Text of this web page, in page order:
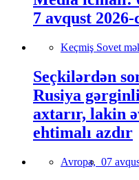
7 avqust
Keçmiş Sovet
Seçkilərdən
Rusiya
axtarır, lakin
ehtimalı azdır
Avropa, 07